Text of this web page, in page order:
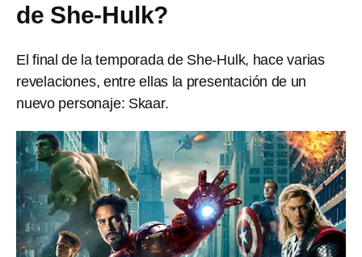
de She-Hulk?
El final de la temporada de She-Hulk, hace varias
revelaciones, entre ellas la presentación de un
nuevo personaje: Skaar.